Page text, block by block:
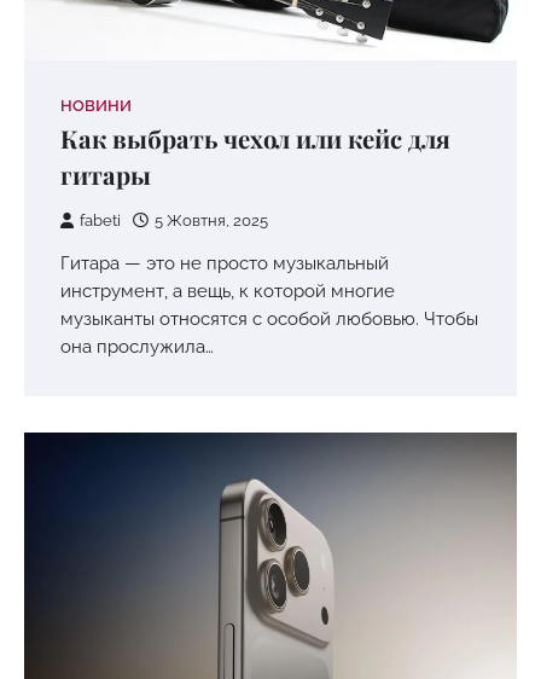
НОВИНИ
Как выбрать чехол или кейс для
гитары
fabeti 5 Жовтня, 2025
Гитара — это не просто музыкальный
инструмент, а вещь, к которой многие
музыканты относятся с особой любовью. Чтобы
она прослужила…